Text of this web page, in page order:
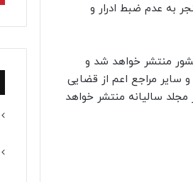
به عدم ضبط ادرار و
منتشر خواهد شد و
سایر مراجع اعم از قضایی
سالیانه منتشر خواهد